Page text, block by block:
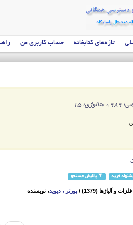
تازه‌های کتابخانه حساب کاربری من
15
خرید پالایش جستجو
و آلیاژها (1379) / پورتر ، دیوید، نویسنده